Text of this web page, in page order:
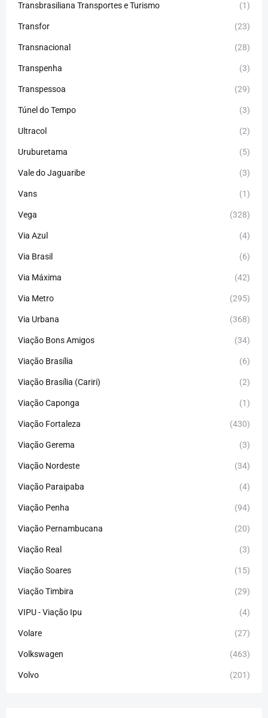
Transbrasiliana Transportes e Turismo (1)
Transfor (23)
Transnacional (28)
Transpenha (3)
Transpessoa (29)
Túnel do Tempo (3)
Ultracol (2)
Uruburetama (5)
Vale do Jaguaribe (3)
Vans (1)
Vega (328)
Via Azul (4)
Via Brasil (6)
Via Máxima (42)
Via Metro (295)
Via Urbana (368)
Viação Bons Amigos (34)
Viação Brasília (6)
Viação Brasília (Cariri) (2)
Viação Caponga (1)
Viação Fortaleza (430)
Viação Gerema (3)
Viação Nordeste (34)
Viação Paraipaba (4)
Viação Penha (94)
Viação Pernambucana (20)
Viação Real (3)
Viação Soares (15)
Viação Timbira (29)
VIPU - Viação Ipu (4)
Volare (27)
Volkswagen (463)
Volvo (201)